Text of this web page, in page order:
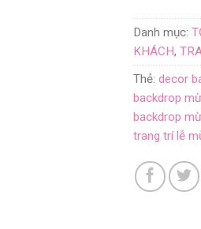
Danh mục:
KHÁCH,
Thẻ: decor
backdrop
backdrop
trang trí lễ